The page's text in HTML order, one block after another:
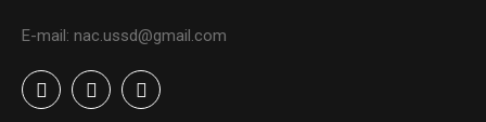
E-mail: nac.ussd@gmail.com